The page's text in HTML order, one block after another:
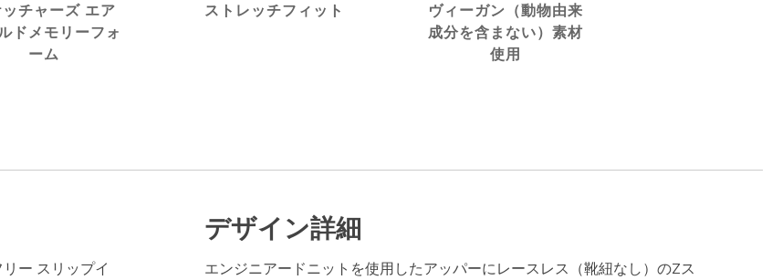
チャーズ エア
ドメモリーフォ
ーム
ストレッチフィット
ヴィーガン（動物由来
成分を含まない）素材
使用
ー スリップイ
デザイン詳細
エンジニアードニットを使用したアッパーにレースレス（靴紐なし）のZス